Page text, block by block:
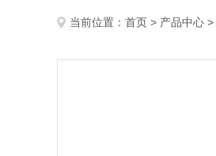
当前位置： 首页 > 产品中心 >